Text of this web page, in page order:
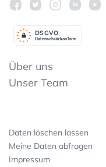
Datenschutzkonform
DSGVO
Über uns
Unser Team
Daten löschen lassen
Meine Daten abfragen
Impressum